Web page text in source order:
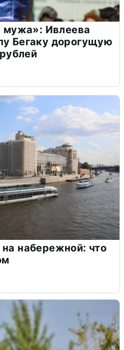
мужа»: Ивлеева
Бегаку дорогущую
набережной: что